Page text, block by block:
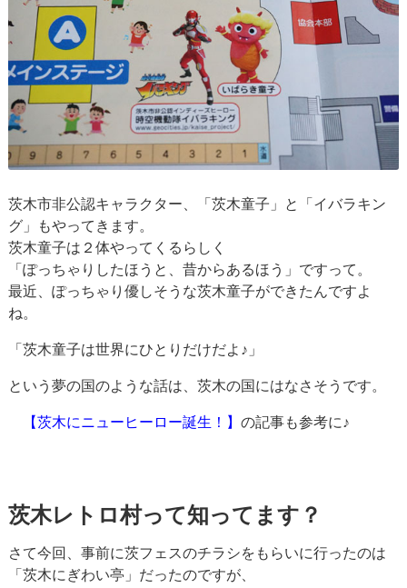
茨木市非公認キャラクター、「茨木童子」と「イバラキン
グ」もやってきます。
茨木童子は２体やってくるらしく
「ぽっちゃりしたほうと、昔からあるほう」ですって。
最近、ぽっちゃり優しそうな茨木童子ができたんですよ
ね。
「茨木童子は世界にひとりだけだよ♪」
という夢の国のような話は、茨木の国にはなさそうです。
【茨木にニューヒーロー誕生！】の記事も参考に♪
茨木レトロ村って知ってます？
さて今回、事前に茨フェスのチラシをもらいに行ったのは
「茨木にぎわい亭」だったのですが、